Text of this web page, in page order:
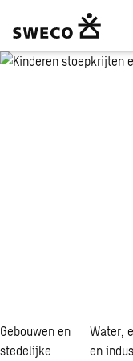
Gebouwen en
stedelijke
Water,
en